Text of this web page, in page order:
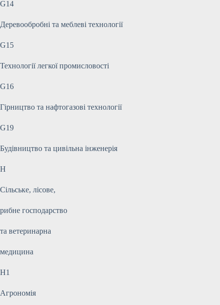
G14
Деревообробні та меблеві технології
G15
Технології легкої промисловості
G16
Гірництво та нафтогазові технології
G19
Будівництво та цивільна інженерія
H
Сільське, лісове,
рибне господарство
та ветеринарна
медицина
H1
Агрономія